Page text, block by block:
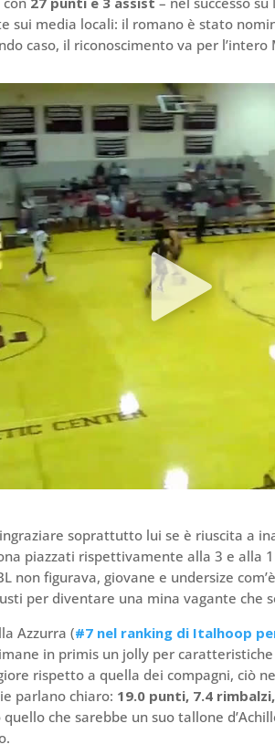
sui media locali: il romano è stato
caso, il riconoscimento va per l’intero
soprattutto lui se è riuscita a
piazzati rispettivamente alla 3 e alla
non figurava, giovane e undersize
per diventare una mina vagante che
Azzurra (#7 nel ranking di Italhoop
in primis un jolly per
rispetto a quella dei compagni, ciò
parlano chiaro: 19.0 punti, 7.4
che sarebbe un suo tallone